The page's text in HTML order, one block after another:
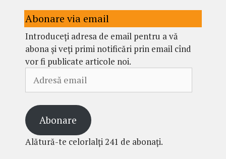
Abonare via email
Introduceți adresa de email pentru a vă
abona și veți primi notificări prin email cînd
vor fi publicate articole noi.
email
Abonare
Alătură-te celorlalți 241 de abonați.